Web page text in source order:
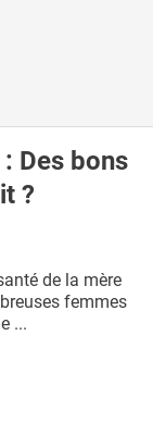
Des bons
?
de la mère
femmes
...